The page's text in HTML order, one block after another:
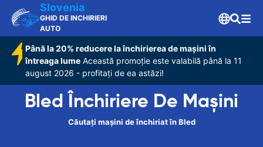
Slovenia
GHID DE INCHIRIERI
AUTO
Până la 20% reducere la închirierea de mașini în
întreaga lume Această promoție este valabilă până la 11
august 2026 - profitați de ea astăzi!
Bled Închiriere De Maşini
Căutați mașini de închiriat în Bled